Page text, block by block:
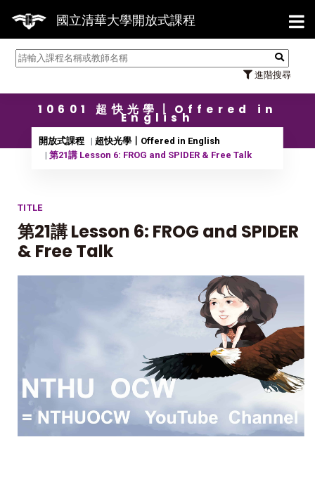
國立清華大學開放式課程
進階搜尋
【
10601 超快光學〡Offered in
English
開放式課程
超快光學〡Offered in English
第21講 Lesson 6: FROG and SPIDER & Free Talk
TITLE
第21講 Lesson 6: FROG and SPIDER
& Free Talk